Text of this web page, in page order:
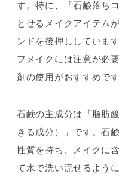
す。特に、「石鹸落ち
とせるメイクアイテム
ンドを後押ししていま
フメイクには注意が必
剤の使用がおすすめです
石鹸の主成分は「脂肪
きる成分）」です。石
性質を持ち、メイクに
て水で洗い流せるよう